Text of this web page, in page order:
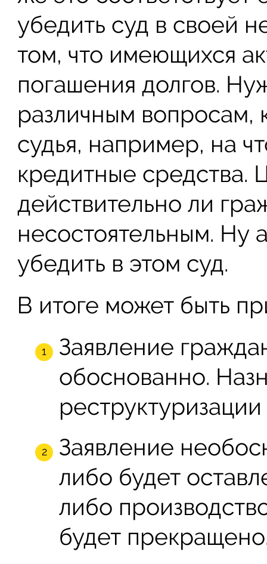
убедить суд в своей
том, что имеющихся
погашения долгов.
различным вопросам,
судья, например, на
кредитные средства.
действительно ли
несостоятельным. Ну
убедить в этом суд.
В итоге может быть
Заявление
обоснованно.
реструктуризации
Заявление
либо будет
либо
будет